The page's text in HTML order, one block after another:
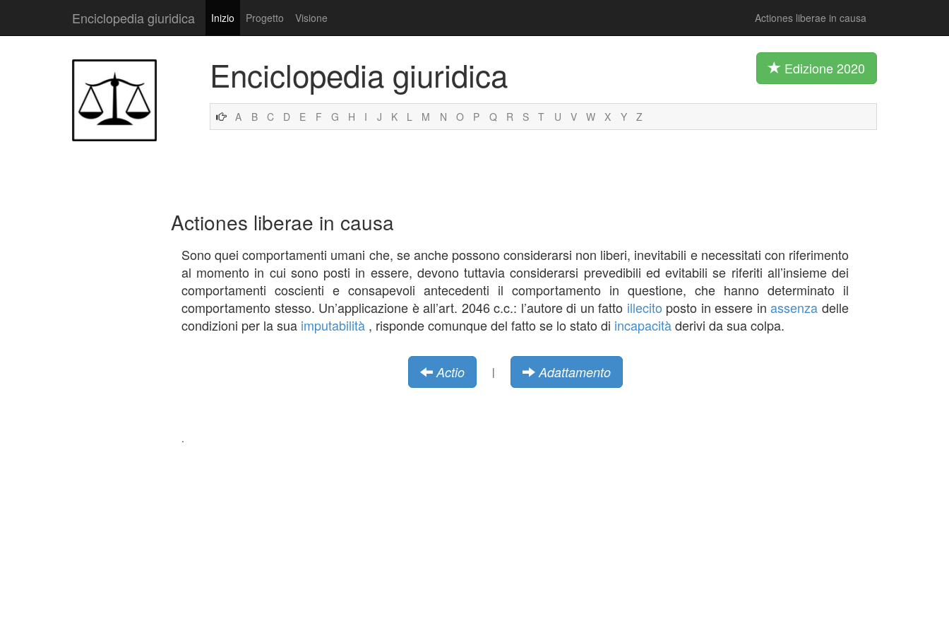
Enciclopedia giuridica Inizio Progetto Visione Actiones liberae in causa
Enciclopedia giuridica Edizione 2020
A B C D E F G H I J K L M N O P Q R S T U V W X Y Z
Actiones liberae in causa
Sono quei comportamenti umani che, se anche possono considerarsi non liberi, inevitabili e necessitati con riferimento
al momento in cui sono posti in essere, devono tuttavia considerarsi prevedibili ed evitabili se riferiti all’insieme dei
comportamenti coscienti e consapevoli antecedenti il comportamento in questione, che hanno determinato il
comportamento stesso. Un’applicazione è all’art. 2046 c.c.: l’autore di un fatto illecito posto in essere inassenza delle
condizioni per la sua imputabilità , risponde comunque del fatto se lo stato di incapacitàderivi da sua colpa.
Actio | Adattamento
.